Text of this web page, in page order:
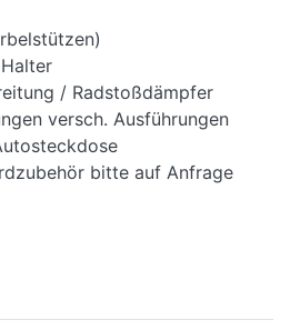
/ Radstoßdämpfer
versch. Ausführungen
bitte auf Anfrage